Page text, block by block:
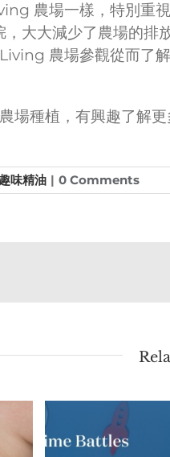
農場一樣，特別重
大大減少了農場的
農場參觀從而了
種植，有興趣了解
趣味精油 | 0 Comments